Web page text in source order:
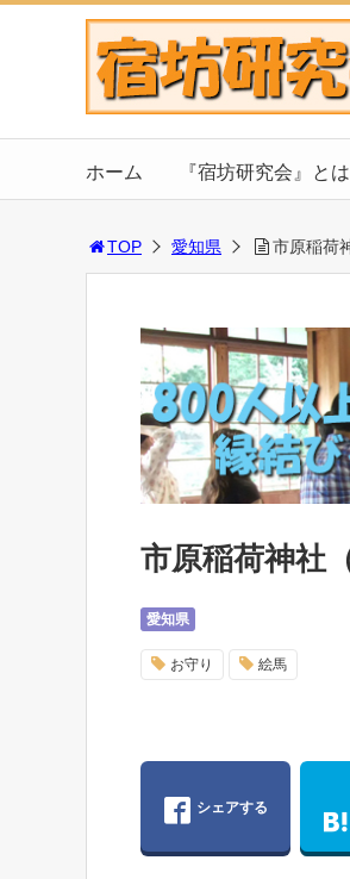
ホーム 『宿坊研究会』と
TOP 愛知県 市原稲荷
市原稲荷神社
愛知県
お守り 絵馬
シェアする